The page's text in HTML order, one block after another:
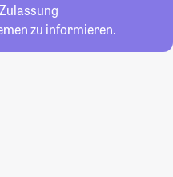
zu informieren.